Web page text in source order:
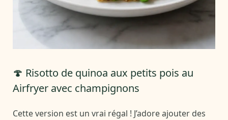
🍄 Risotto de quinoa aux petits pois au
Airfryer avec champignons
Cette version est un vrai régal ! J’adore ajouter des